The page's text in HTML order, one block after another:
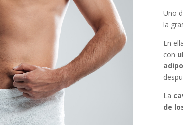
Uno
la
En
con
La
de